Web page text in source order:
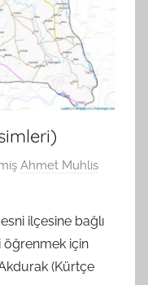
Ahmet Muhlis
ilçesine bağlı
öğrenmek için
(Kürtçe